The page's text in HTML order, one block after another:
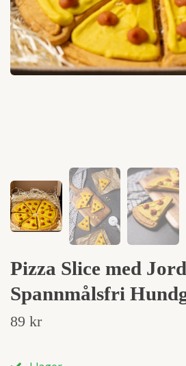
Pizza Slice med
Spannmålsfri
89 kr